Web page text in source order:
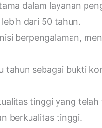
dalam layanan
dari 50 tahun.
berpengalaman,
tahun sebagai bukti
tinggi yang telah
berkualitas tinggi.